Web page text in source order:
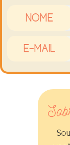
Nome
E-mail*
Sou a Maíra e desde 2014 ajudo